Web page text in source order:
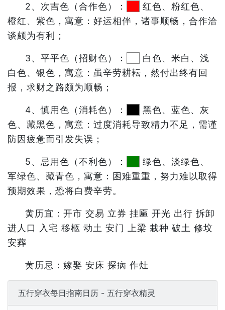
2、次吉色（合作色）：
红色、粉红色、
橙红、紫色，寓意：好运相伴，诸事顺畅，合作洽
谈颇为有利；
3、平平色（招财色）：
白色、米白、浅
白色、银色，寓意：虽辛劳耕耘，然付出终有回
报，求财之路颇为顺畅；
4、慎用色（消耗色）：
黑色、蓝色、灰
色、藏黑色，寓意：过度消耗导致精力不足，需谨
防因疲惫而引发失误；
5、忌用色（不利色）：
绿色、淡绿色、
军绿色、藏青色，寓意：困难重重，努力难以取得
预期效果，恐将白费辛劳。
黄历宜：开市 交易 立券 挂匾 开光 出行 拆卸
进人口 入宅 移柩 动土 安门 上梁 栽种 破土 修坟
安葬
黄历忌：嫁娶 安床 探病 作灶
五行穿衣每日指南日历 - 五行穿衣精灵